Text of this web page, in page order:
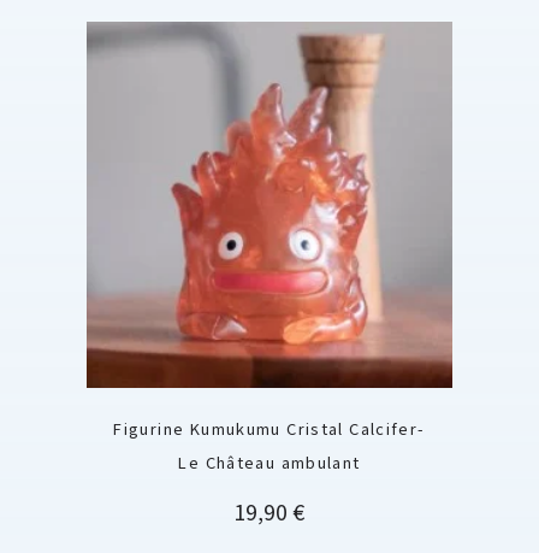
Figurine Kumukumu Cristal Calcifer-
Le Château ambulant
Prix
19,90 €